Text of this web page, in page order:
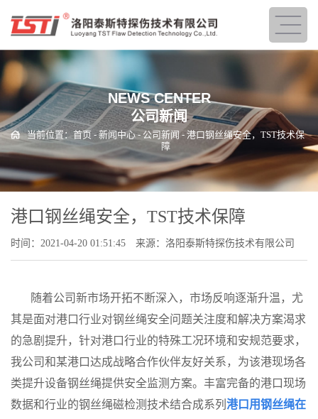
NEWS CENTER
公司新闻
当前位置：首页-新闻中心- 公司新闻- 港口钢丝绳安全，TST技术保
障
港口钢丝绳安全，TST技术保障
时间：2021-04-20 01:51:45 来源：洛阳泰斯特探伤技术有限公司
随着公司新市场开拓不断深入，市场反响逐渐升温，尤
其是面对港口行业对钢丝绳安全问题关注度和解决方案渴求
的急剧提升，针对港口行业的特殊工况环境和安规范要求，
我公司和某港口达成战略合作伙伴友好关系，为该港现场各
类提升设备钢丝绳提供安全监测方案。丰富完备的港口现场
数据和行业的钢丝绳磁检测技术结合成系列 港口用钢丝绳在